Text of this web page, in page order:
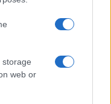
storage
web or